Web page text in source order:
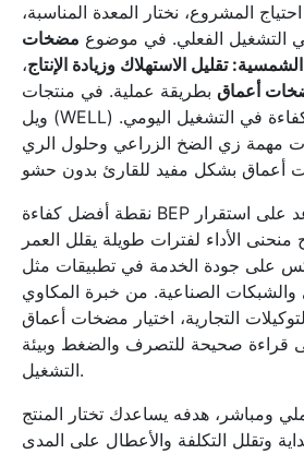
المشروع، نختار المعدة المناسبة،
في التشغيل الفعلي. في موضوع مضخات
تقليل الاستهلاك وزيادة الإنتاج،
أعماق بطريقة عملية. في منتجات
ويل (WELL) بنركز على الثبات والكفاءة في التشغيل اليومي.
مهمة زي الضخ الزراعي وحلول الري
نقطة أفضل كفاءة BEP بتقلل الاهتزازات وتساعد على استقرار
الأداء لفترات طويلة يقلل العمر
على جودة الخدمة في تطبيقات مثل
والشبكات الصناعية. من خبرة المكاوي
التجارية، اختيار مضخات أعماق
قراءة صحيحة للتصرف والضغط وبيئة
التشغيل.
ومباشر، هدفه يساعدك تختار المنتج
وتقلل التكلفة والأعطال على المدى